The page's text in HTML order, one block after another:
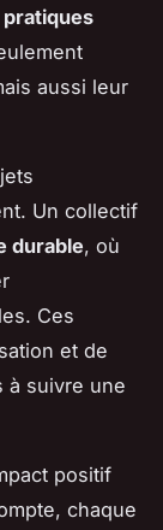
pratiques
aussi leur
Un collectif
durable, où
Ces
et de
à suivre une
positif
chaque